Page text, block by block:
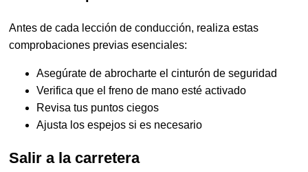
Antes de cada lección de conducción, realiza estas
comprobaciones previas esenciales:
Asegúrate de abrocharte el cinturón de seguridad
Verifica que el freno de mano esté activado
Revisa tus puntos ciegos
Ajusta los espejos si es necesario
Salir a la carretera